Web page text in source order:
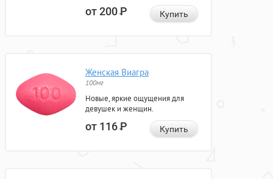
от 200Р Купить
Женская Виагра
100мг
Новые, яркие ощущения для
девушек и женщин.
от 116Р Купить